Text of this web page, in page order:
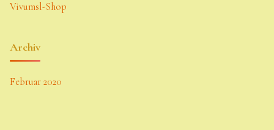
Vivumsl-Shop
Archiv
Februar 2020